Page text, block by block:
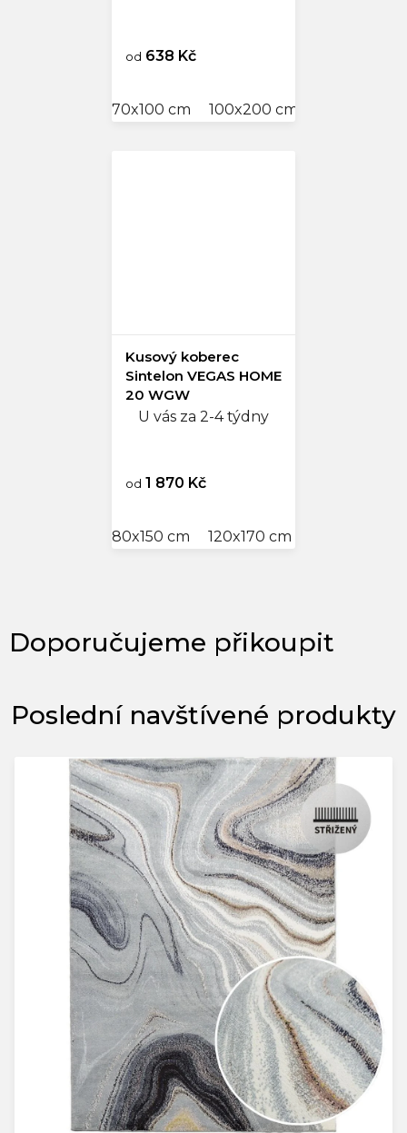
od 638 Kč
70x100 cm 100x200 cm
Kusový koberec
Sintelon VEGAS HOME
20 WGW
U vás za 2-4 týdny
od 1 870 Kč
80x150 cm 120x170 cm
Poslední navštívené produkty